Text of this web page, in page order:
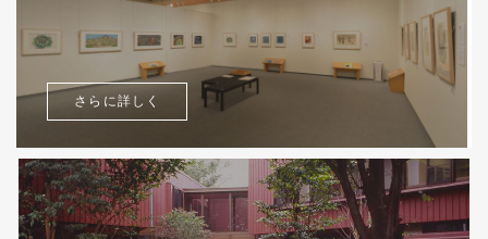
さらに詳しく